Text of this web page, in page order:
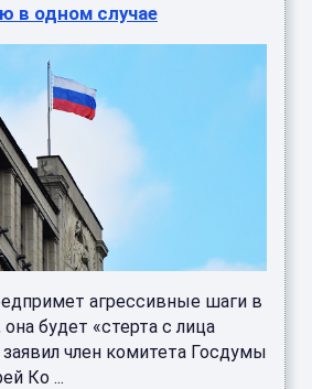
в одном случае
агрессивные шаги в
будет «стерта с лица
член комитета Госдумы
Ко ...